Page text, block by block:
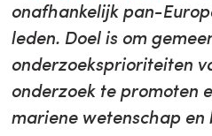
onafhankelijk pan-
leden. Doel is om
onderzoeksprioriteiten
onderzoek te promoten
mariene wetenschap en